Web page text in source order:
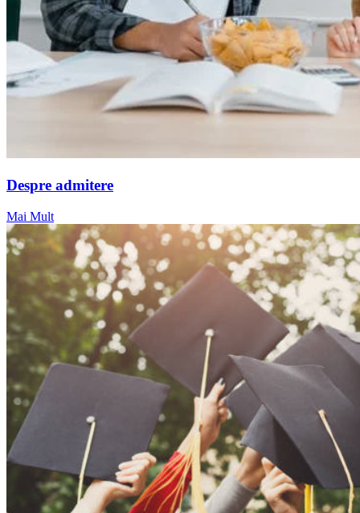
Despre admitere
Mai Mult